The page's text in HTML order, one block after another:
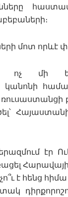
մոտ որևէ
ոչ մի
էր
է հենց